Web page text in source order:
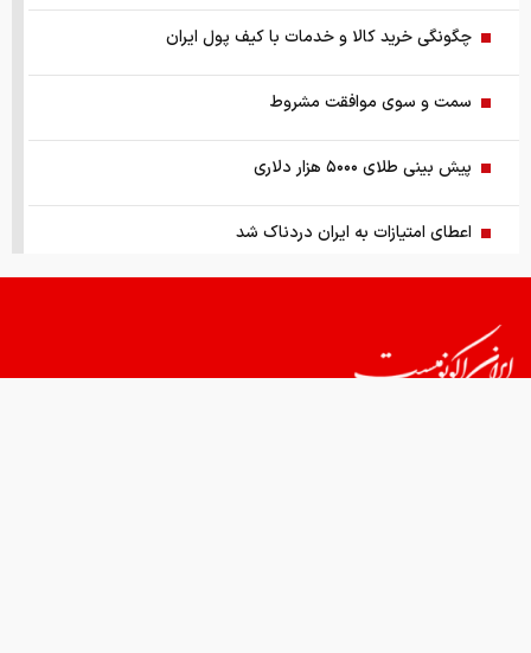
چگونگی خرید کالا و خدمات با کیف پول ایران
سمت و سوی موافقت مشروط
پیش بینی طلای ۵۰۰۰ هزار دلاری
اعطای امتیازات به ایران دردناک شد
ظاهر و باطن بازار پلاستیک، نایلون